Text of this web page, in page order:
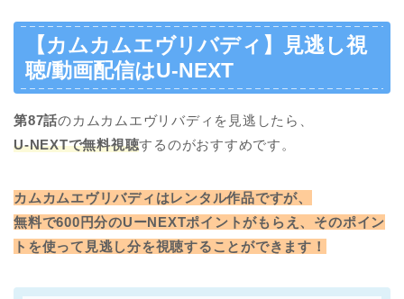
【カムカムエヴリバディ】見逃し視
聴/動画配信はU-NEXT
第87話のカムカムエヴリバディを見逃したら、
U-NEXTで無料視聴するのがおすすめです。
カムカムエヴリバディはレンタル作品ですが、
無料で600円分のUーNEXTポイントがもらえ、そのポイン
トを使って見逃し分を視聴することができます！